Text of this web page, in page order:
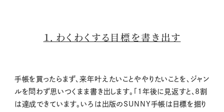
１．わくわくする目標を書き出す
手帳を買ったらまず、来年叶えたいことややりたいことを、ジャン
ルを問わず思いつくまま書き出します。「1年後に見返すと、8割
は達成できています。いろは出版のSUNNY手帳は目標を掘り